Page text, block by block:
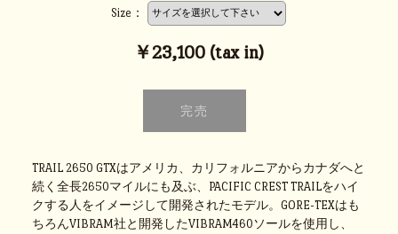
Size：
￥23,100 (tax in)
TRAIL 2650 GTXはアメリカ、カリフォルニアからカナダへと
続く全長2650マイルにも及ぶ、PACIFIC CREST TRAILをハイ
クする人をイメージして開発されたモデル。GORE-TEXはも
ちろんVIBRAM社と開発したVIBRAM460ソールを使用し、